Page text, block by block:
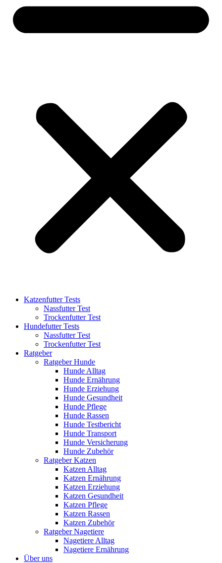
Katzenfutter Tests
Nassfutter Test
Trockenfutter Test
Hundefutter Tests
Nassfutter Test
Trockenfutter Test
Ratgeber
Ratgeber Hunde
Hunde Alltag
Hunde Ernährung
Hunde Erziehung
Hunde Gesundheit
Hunde Pflege
Hunde Rassen
Hunde Testbericht
Hunde Transport
Hunde Versicherung
Hunde Zubehör
Ratgeber Katzen
Katzen Alltag
Katzen Ernährung
Katzen Erziehung
Katzen Gesundheit
Katzen Pflege
Katzen Rassen
Katzen Zubehör
Ratgeber Nagetiere
Nagetiere Alltag
Nagetiere Ernährung
Über uns